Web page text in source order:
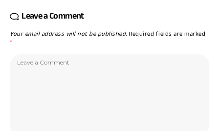
Leave a Comment
Your email address will not be published. Required fields are marked
*